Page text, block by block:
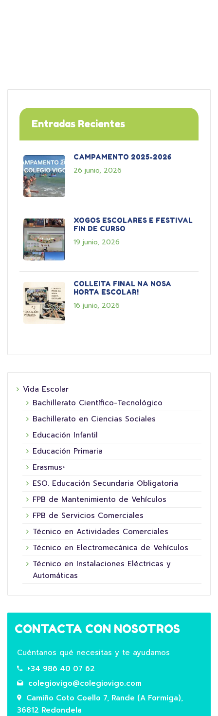
Entradas Recientes
CAMPAMENTO 2025-2026
26 junio, 2026
XOGOS ESCOLARES E FESTIVAL
FIN DE CURSO
19 junio, 2026
COLLEITA FINAL NA NOSA
HORTA ESCOLAR!
16 junio, 2026
Vida Escolar
Bachillerato Científico-Tecnológico
Bachillerato en Ciencias Sociales
Educación Infantil
Educación Primaria
Erasmus+
ESO. Educación Secundaria Obligatoria
FPB de Mantenimiento de Vehículos
FPB de Servicios Comerciales
Técnico en Actividades Comerciales
Técnico en Electromecánica de Vehículos
Técnico en Instalaciones Eléctricas y
Automáticas
CONTACTA CON NOSOTROS
Cuéntanos qué necesitas y te ayudamos
+34 986 40 07 62
colegiovigo@colegiovigo.com
Camiño Coto Coello 7, Rande (A Formiga),
36812 Redondela